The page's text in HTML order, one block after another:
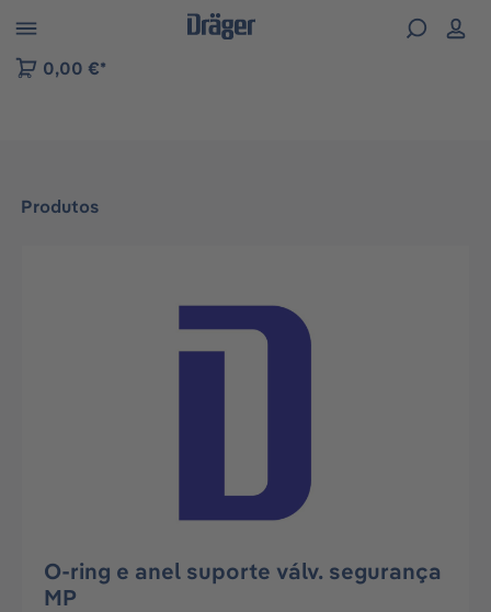
to B2B platform navigation
0,00 €*
Produtos
Ignorar galeria de imagens
O-ring e anel suporte válv. segurança
MP